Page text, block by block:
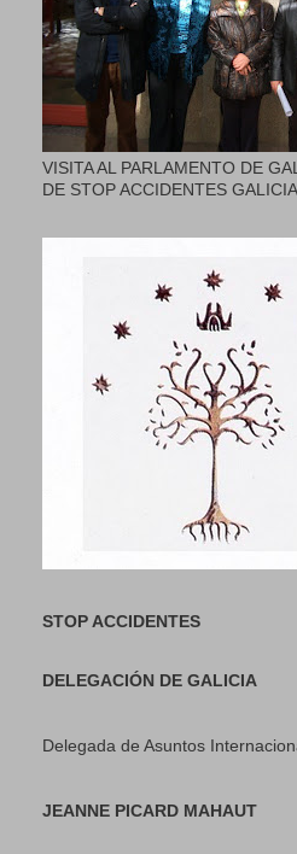
VISITA AL PARLAMENTO DE
DE STOP ACCIDENTES GALICIA
STOP ACCIDENTES
DELEGACIÓN DE GALICIA
Delegada de Asuntos
JEANNE PICARD MAHAUT